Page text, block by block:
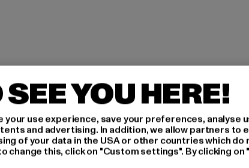
AN,
YOU HERE!
use experience, save your preferences, analyse
and advertising. In addition, we allow partners to
of your data in the USA or other countries which do
change this, click on "Custom settings". By clicking